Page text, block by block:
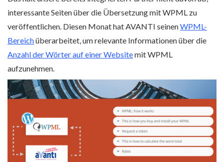
interessante Seiten über die Übersetzung mit WPML zu
veröffentlichen. Diesen Monat hat AVANTI seinenWPML-
Bereichüberarbeitet, um relevante Informationen über die
Anzahl der Wörter auf einer Websitemit WPML
aufzunehmen.